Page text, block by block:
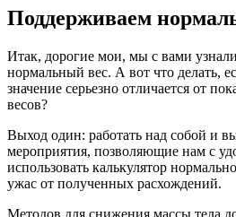
Поддерживаем
Итак, дорогие мои, мы с вами
нормальный вес. А вот что делать,
значение серьезно отличается от
весов?
Выход один: работать над собой и
мероприятия, позволяющие нам с
использовать калькулятор
ужас от полученных расхождений.